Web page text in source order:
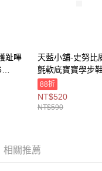
趾嗶
天藍小舖-史努比
氈軟底寶寶學步
款-$590【
】
88折
NT$520
NT$590
相關推薦